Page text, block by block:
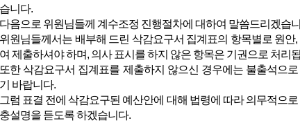
습니다.
다음으로 위원님들께 계수조정 진행절차에 대하여 말씀드리겠습
위원님들께서는 배부해 드린 삭감요구서 집계표의 항목별로 원
여 제출하셔야 하며, 의사 표시를 하지 않은 항목은 기권으로 처리
또한 삭감요구서 집계표를 제출하지 않으신 경우에는 불출석으
기 바랍니다.
그럼 표결 전에 삭감요구된 예산안에 대해 법령에 따라 의무적으
충설명을 듣도록 하겠습니다.